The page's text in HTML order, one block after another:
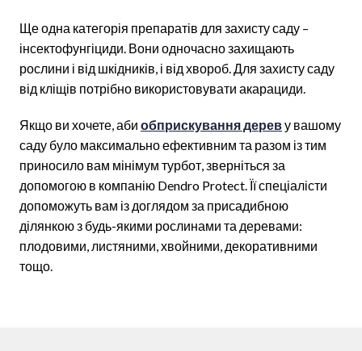
Ще одна категорія препаратів для захисту саду –
інсектофунгіциди. Вони одночасно захищають
рослини і від шкідників, і від хвороб. Для захисту саду
від кліщів потрібно використовувати акарациди.
Якщо ви хочете, аби обприскування дереву вашому
саду було максимально ефективним та разом із тим
приносило вам мінімум турбот, зверніться за
допомогою в компанію Dendro Protect. Її спеціалісти
допоможуть вам із доглядом за присадибною
ділянкою з будь-якими рослинами та деревами:
плодовими, листяними, хвойними, декоративними
тощо.